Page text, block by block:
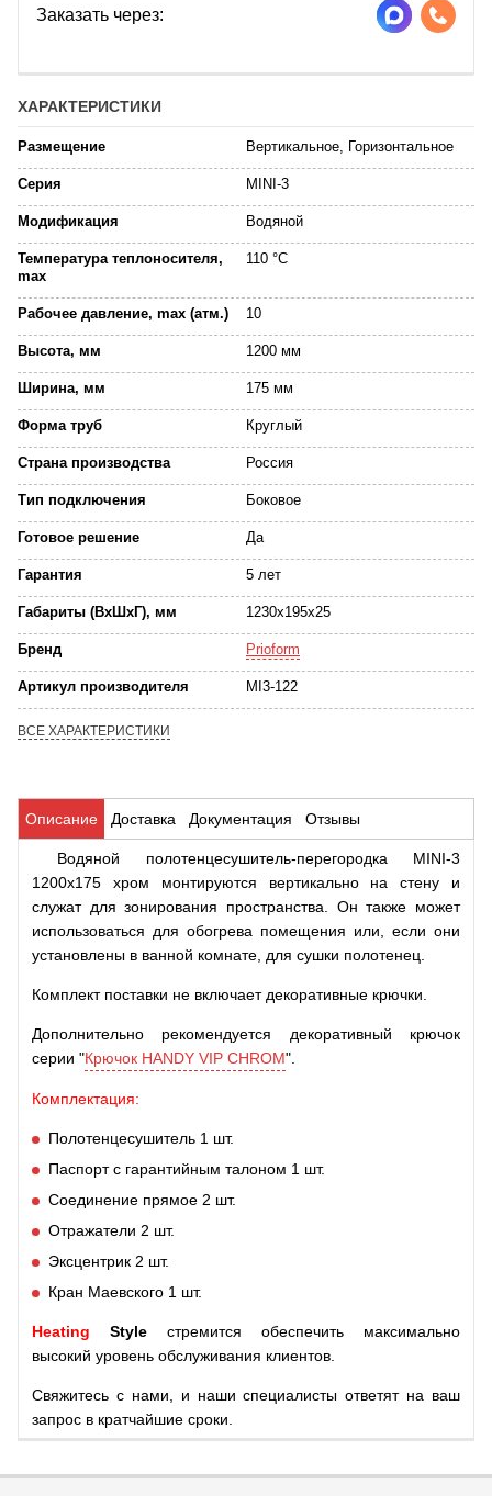
Заказать через:
ХАРАКТЕРИСТИКИ
Размещение Вертикальное, Горизонтальное
Серия MINI-3
Модификация Водяной
Температура теплоносителя,
max
110 °C
Рабочее давление, max (атм.) 10
Высота, мм 1200 мм
Ширина, мм 175 мм
Форма труб Круглый
Страна производства Россия
Тип подключения Боковое
Готовое решение Да
Гарантия 5 лет
Габариты (ВхШхГ), мм 1230х195х25
Бренд Prioform
Артикул производителя MI3-122
ВСЕ ХАРАКТЕРИСТИКИ
Описание Доставка Документация Отзывы
Водяной полотенцесушитель-перегородка MINI-3
1200х175 хром монтируются вертикально на стену и
служат для зонирования пространства. Он также может
использоваться для обогрева помещения или, если они
установлены в ванной комнате, для сушки полотенец.
Комплект поставки не включает декоративные крючки.
Дополнительно рекомендуется декоративный крючок
серии "Крючок HANDY VIP CHROM".
Комплектация:
Полотенцесушитель 1 шт.
Паспорт с гарантийным талоном 1 шт.
Соединение прямое 2 шт.
Отражатели 2 шт.
Эксцентрик 2 шт.
Кран Маевского 1 шт.
Heating Style стремится обеспечить максимально
высокий уровень обслуживания клиентов.
Свяжитесь с нами, и наши специалисты ответят на ваш
запрос в кратчайшие сроки.